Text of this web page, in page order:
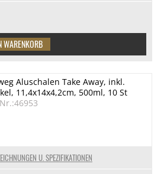
U. SPEZIFIKATIONEN
Aluschalen Take Away, inkl.
11,4x14x4,2cm, 500ml, 10 St